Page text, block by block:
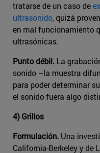
tratarse de un caso de
ultrasonido, quizá
en mal funcionamiento
ultrasónicas.
Punto débil. La
sonido –la muestra
para poder determinar
el sonido fuera algo
4) Grillos
Formulación. Una
California-Berkeley y de